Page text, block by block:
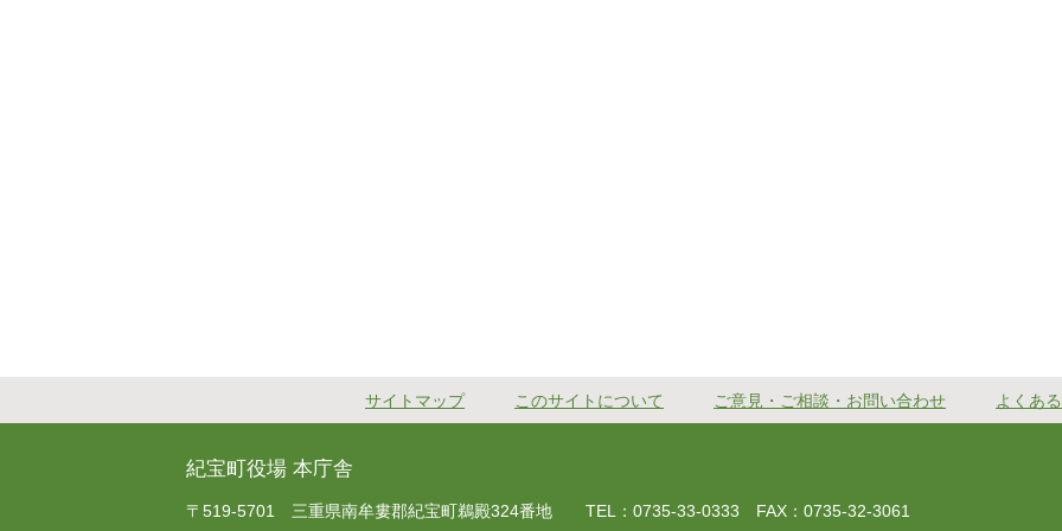
サイトマップ このサイトについて ご意見・ご相談・お問い合わせ よくあ
紀宝町役場 本庁舎
〒519-5701 三重県南牟婁郡紀宝町鵜殿324番地 TEL：0735-33-0333 FAX：0735-32-3061